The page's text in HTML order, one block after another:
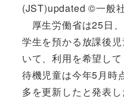
(JST)updated ©一般
厚生労働省は25日
学生を預かる放課後
いて、利用を希望し
待機児童は今年5月時
多を更新したと発表